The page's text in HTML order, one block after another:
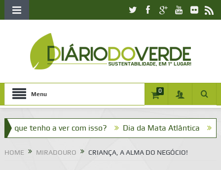
Menu 0
tenho a ver com isso? Dia da Mata Atlântica Bom
HOME MIRADOURO CRIANÇA, A ALMA DO NEGÓCIO!